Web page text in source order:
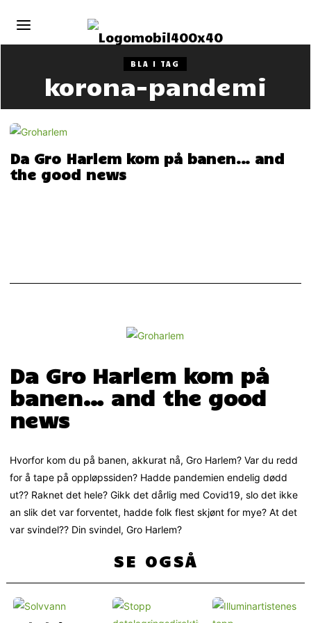
BLA I TAG
korona-pandemi
Da Gro Harlem kom på banen… and
the good news
Da Gro Harlem kom på
banen… and the good
news
Hvorfor kom du på banen, akkurat nå, Gro Harlem? Var du redd
for å tape på oppløpssiden? Hadde pandemien endelig dødd
ut?? Raknet det hele? Gikk det dårlig med Covid19, slo det ikke
an slik det var forventet, hadde folk flest skjønt for mye? At det
var svindel?? Din svindel, Gro Harlem?
SE OGSÅ